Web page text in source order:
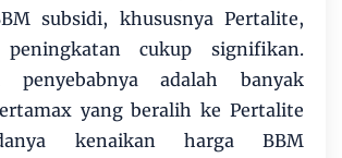
subsidi, khususnya Pertalite,
peningkatan cukup signifikan.
penyebabnya adalah banyak
yang beralih ke Pertalite
kenaikan harga BBM